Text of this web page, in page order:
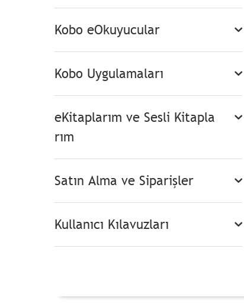
Kobo eOkuyucular
Kobo Uygulamaları
eKitaplarım ve Sesli Kitapla
rım
Satın Alma ve Siparişler
Kullanıcı Kılavuzları